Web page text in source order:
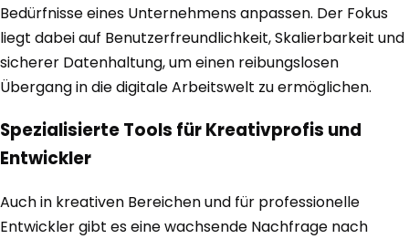
Bedürfnisse eines Unternehmens anpassen. Der Fokus
liegt dabei auf Benutzerfreundlichkeit, Skalierbarkeit und
sicherer Datenhaltung, um einen reibungslosen
Übergang in die digitale Arbeitswelt zu ermöglichen.
Spezialisierte Tools für Kreativprofis und
Entwickler
Auch in kreativen Bereichen und für professionelle
Entwickler gibt es eine wachsende Nachfrage nach